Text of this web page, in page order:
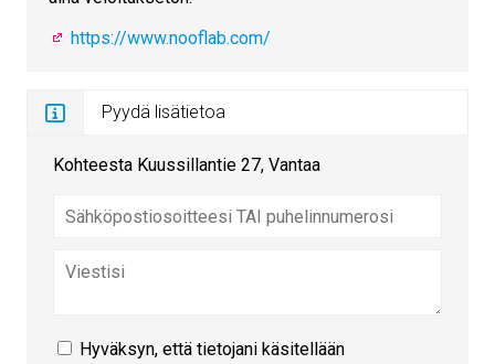
https://www.nooflab.com/
Pyydä lisätietoa
Kohteesta Kuussillantie 27, Vantaa
Hyväksyn, että tietojani käsitellään